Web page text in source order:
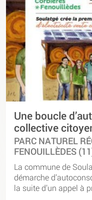
Une boucle
collective
PARC NATUREL
FENOUILLÈDES
La commune de
démarche
la suite d’un appel à